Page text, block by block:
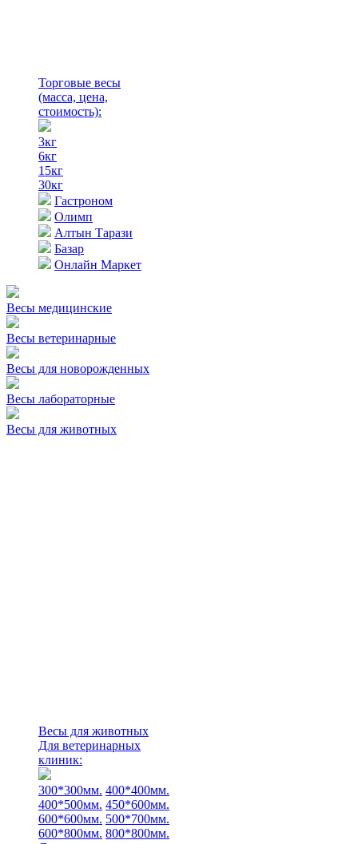
Торговые весы
(масса, цена,
стоимость):
3кг
6кг
15кг
30кг
Гастроном
Олимп
Алтын Тарази
Базар
Онлайн Маркет
Весы медицинские
Весы ветеринарные
Весы для новорожденных
Весы лабораторные
Весы для животных
Весы для животных
Для ветеринарных
клиник:
300*300мм. 400*400мм.
400*500мм. 450*600мм.
600*600мм. 500*700мм.
600*800мм. 800*800мм.